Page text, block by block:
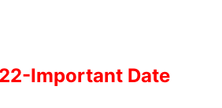
Important Date